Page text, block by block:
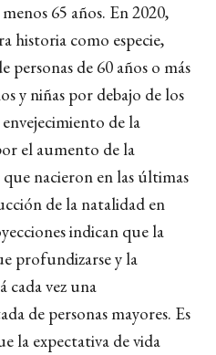
65 años. En 2020,
historia como especie,
de 60 años o más
y niñas por debajo de los
de la
el aumento de la
nacieron en las últimas
de la natalidad en
indican que la
profundizarse y la
vez una
de personas mayores. Es
la expectativa de vida